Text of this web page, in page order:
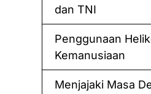
dan TNI
Penggunaan
Kemanusiaan
Menjajaki Masa